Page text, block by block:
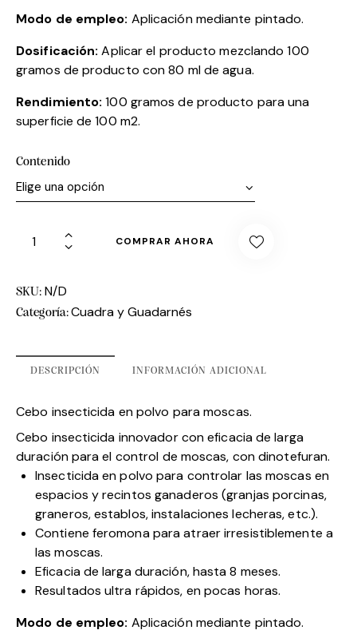
Modo de empleo: Aplicación mediante pintado.
Dosificación: Aplicar el producto mezclando 100
gramos de producto con 80 ml de agua.
Rendimiento:100 gramos de producto para una
superficie de 100 m2.
Contenido
COMPRAR AHORA
SKU: N/D
Categoría:Cuadra y Guadarnés
DESCRIPCIÓN INFORMACIÓN ADICIONAL
Cebo insecticida en polvo para moscas.
Cebo insecticida innovador con eficacia de larga
duración para el control de moscas, con dinotefuran.
Insecticida en polvo para controlar las moscas en
espacios y recintos ganaderos (granjas porcinas,
graneros, establos, instalaciones lecheras, etc.).
Contiene feromona para atraer irresistiblemente a
las moscas.
Eficacia de larga duración, hasta 8 meses.
Resultados ultra rápidos, en pocas horas.
Modo de empleo: Aplicación mediante pintado.